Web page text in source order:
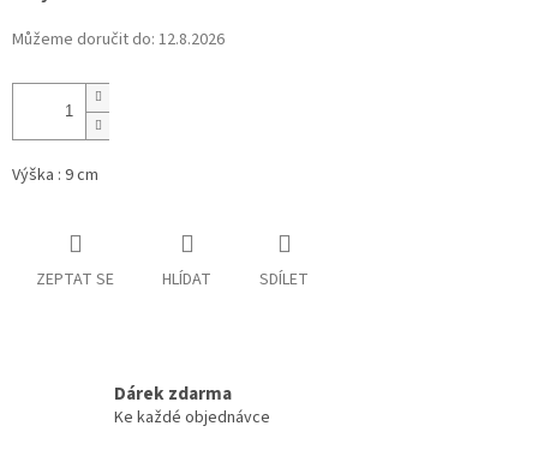
Můžeme doručit do: 12.8.2026
Výška : 9 cm
ZEPTAT SE HLÍDAT SDÍLET
Dárek zdarma
Ke každé objednávce